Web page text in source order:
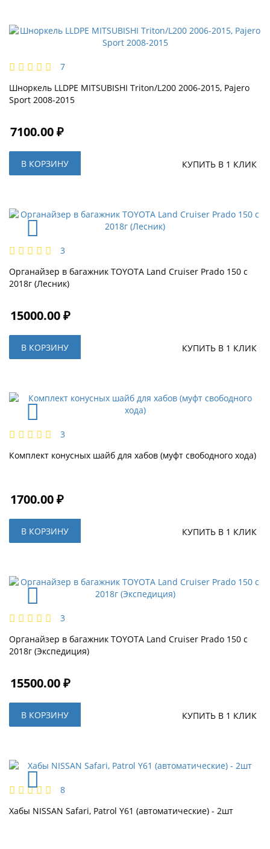
7
Шноркель LLDPE MITSUBISHI Triton/L200 2006-2015, Pajero
Sport 2008-2015
7100.00 ₽
В КОРЗИНУ КУПИТЬ В 1 КЛИК
3
Органайзер в багажник TOYOTA Land Cruiser Prado 150 с
2018г (Лесник)
15000.00 ₽
В КОРЗИНУ КУПИТЬ В 1 КЛИК
3
Комплект конусных шайб для хабов (муфт свободного хода)
1700.00 ₽
В КОРЗИНУ КУПИТЬ В 1 КЛИК
3
Органайзер в багажник TOYOTA Land Cruiser Prado 150 с
2018г (Экспедиция)
15500.00 ₽
В КОРЗИНУ КУПИТЬ В 1 КЛИК
8
Хабы NISSAN Safari, Patrol Y61 (автоматические) - 2шт